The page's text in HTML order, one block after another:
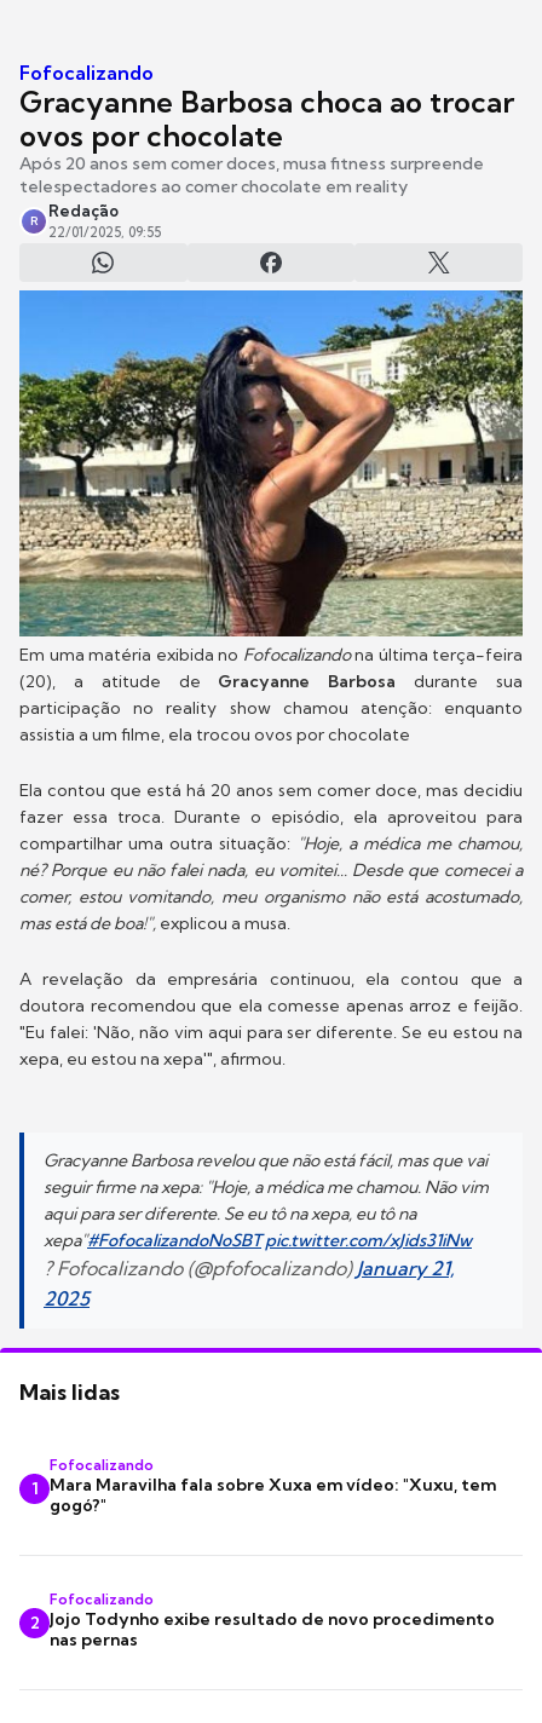
Fofocalizando
Gracyanne Barbosa choca ao trocar
ovos por chocolate
Após 20 anos sem comer doces, musa fitness surpreende
telespectadores ao comer chocolate em reality
R
Redação
22/01/2025, 09:55
Em uma matéria exibida no Fofocalizandona última terça-feira
(20), a atitude de Gracyanne Barbosa durante sua
participação no reality show chamou atenção: enquanto
assistia a um filme, ela trocou ovos por chocolate
Ela contou que está há 20 anos sem comer doce, mas decidiu
fazer essa troca. Durante o episódio, ela aproveitou para
compartilhar uma outra situação: "Hoje, a médica me chamou,
né? Porque eu não falei nada, eu vomitei... Desde que comecei a
comer, estou vomitando, meu organismo não está acostumado,
mas está de boa!", explicou a musa.
A revelação da empresária continuou, ela contou que a
doutora recomendou que ela comesse apenas arroz e feijão.
"Eu falei: 'Não, não vim aqui para ser diferente. Se eu estou na
xepa, eu estou na xepa'", afirmou.
Gracyanne Barbosa revelou que não está fácil, mas que vai
seguir firme na xepa: "Hoje, a médica me chamou. Não vim
aqui para ser diferente. Se eu tô na xepa, eu tô na
xepa"#FofocalizandoNoSBT pic.twitter.com/xJids31iNw
? Fofocalizando (@pfofocalizando) January 21,
2025
Mais lidas
1
Fofocalizando
Mara Maravilha fala sobre Xuxa em vídeo: "Xuxu, tem
gogó?"
2
Fofocalizando
Jojo Todynho exibe resultado de novo procedimento
nas pernas